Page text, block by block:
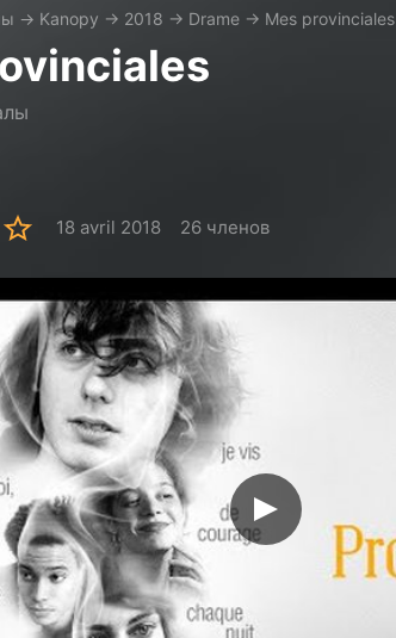
→ Kanopy → 2018 → Drame → Mes provinciales
18 avril 2018 26 членов